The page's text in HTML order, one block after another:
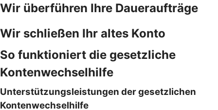
Wir überführen Ihre Daueraufträge
Wir schließen Ihr altes Konto
So funktioniert die gesetzliche
Kontenwechselhilfe
Unterstützungsleistungen der gesetzlichen
Kontenwechselhilfe